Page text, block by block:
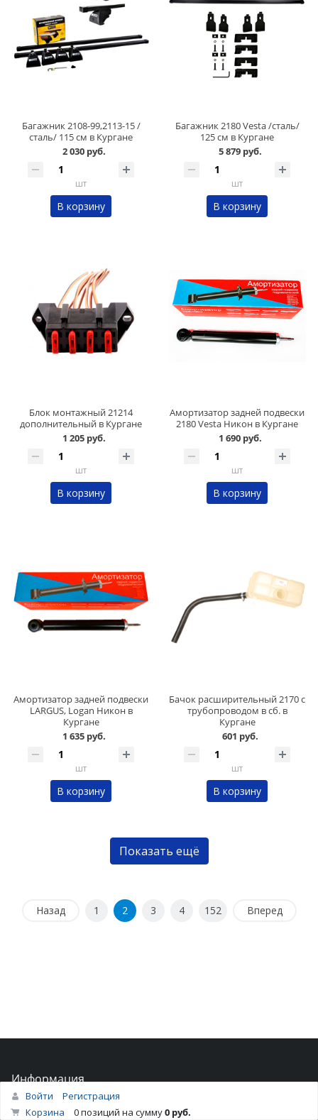
Багажник 2108-99,2113-15 /
сталь/ 115 см в Кургане
2 030 руб.
шт
В корзину
Багажник 2180 Vesta /сталь/
125 см в Кургане
5 879 руб.
шт
В корзину
Блок монтажный 21214
дополнительный в Кургане
1 205 руб.
шт
В корзину
Амортизатор задней подвески
2180 Vesta Никон в Кургане
1 690 руб.
шт
В корзину
Амортизатор задней подвески
LARGUS, Logan Никон в
Кургане
1 635 руб.
шт
В корзину
Бачок расширительный 2170 с
трубопроводом в сб. в
Кургане
601 руб.
шт
В корзину
Показать ещё
Назад 1 2 3 4 152 Вперед
Информация
Новости
Войти
Регистрация
Корзина
0 позиций на сумму0 руб.